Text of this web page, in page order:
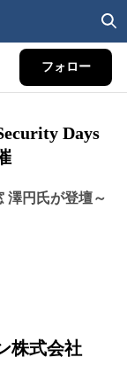
フォロー
Days
澤円氏が登壇～
株式会社